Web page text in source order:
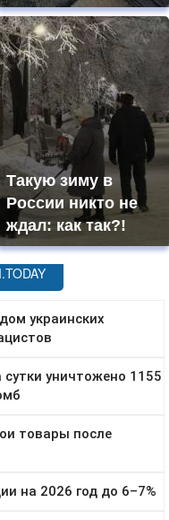
Такую зиму в
России никто не
ждал: как так?!